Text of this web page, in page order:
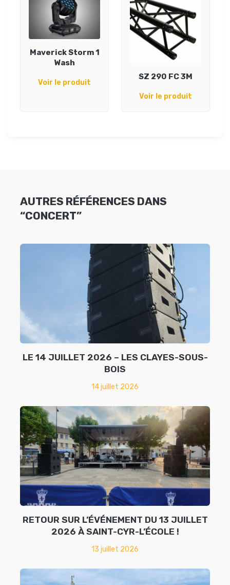
Maverick Storm 1
Wash
Voir le produit
SZ 290 FC 3M
Voir le produit
AUTRES RÉFÉRENCES DANS
“CONCERT”
LE 14 JUILLET 2026 – LES CLAYES-SOUS-
BOIS
14 juillet 2026
RETOUR SUR L’ÉVÉNEMENT DU 13 JUILLET
2026 À SAINT-CYR-L’ÉCOLE !
13 juillet 2026